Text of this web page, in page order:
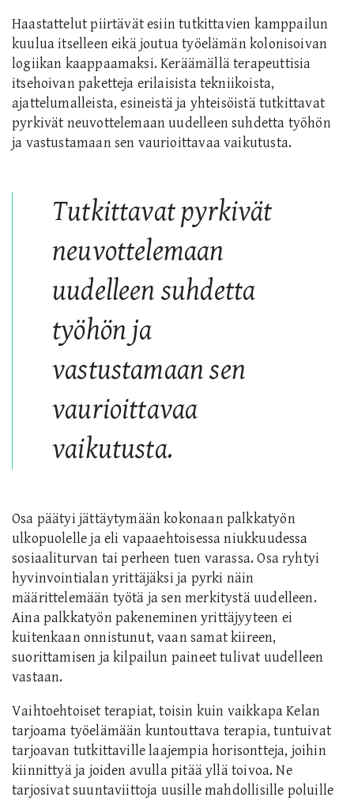
Haastattelut piirtävät esiin tutkittavien kamppailun
kuulua itselleen eikä joutua työelämän kolonisoivan
logiikan kaappaamaksi. Keräämällä terapeuttisia
itsehoivan paketteja erilaisista tekniikoista,
ajattelumalleista, esineistä ja yhteisöistä tutkittavat
pyrkivät neuvottelemaan uudelleen suhdetta työhön
ja vastustamaan sen vaurioittavaa vaikutusta.
Tutkittavat pyrkivät
neuvottelemaan
uudelleen suhdetta
työhön ja
vastustamaan sen
vaurioittavaa
vaikutusta.
Osa päätyi jättäytymään kokonaan palkkatyön
ulkopuolelle ja eli vapaaehtoisessa niukkuudessa
sosiaaliturvan tai perheen tuen varassa. Osa ryhtyi
hyvinvointialan yrittäjäksi ja pyrki näin
määrittelemään työtä ja sen merkitystä uudelleen.
Aina palkkatyön pakeneminen yrittäjyyteen ei
kuitenkaan onnistunut, vaan samat kiireen,
suorittamisen ja kilpailun paineet tulivat uudelleen
vastaan.
Vaihtoehtoiset terapiat, toisin kuin vaikkapa Kelan
tarjoama työelämään kuntouttava terapia, tuntuivat
tarjoavan tutkittaville laajempia horisontteja, joihin
kiinnittyä ja joiden avulla pitää yllä toivoa. Ne
tarjosivat suuntaviittoja uusille mahdollisille poluille